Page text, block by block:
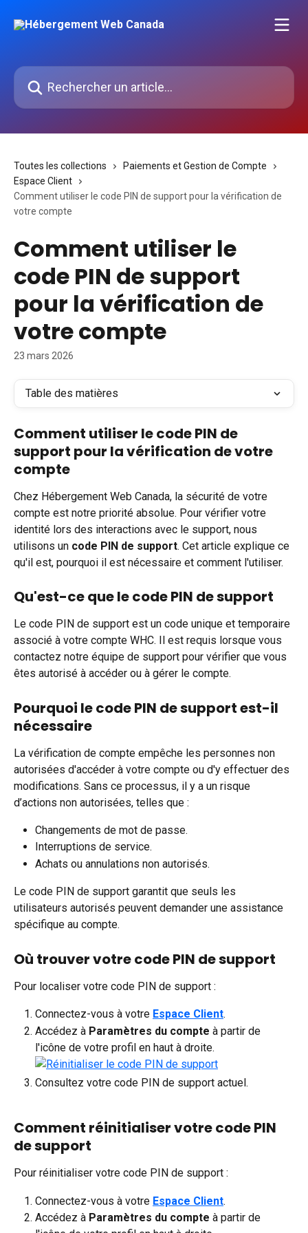
Rechercher un article...
Toutes les collections
Paiements et Gestion de Compte
Espace Client
Comment utiliser le code PIN de support pour la vérification de
votre compte
Comment utiliser le
code PIN de support
pour la vérification de
votre compte
23 mars 2026
Table des matières
Comment utiliser le code PIN de
support pour la vérification de votre
compte
Chez Hébergement Web Canada, la sécurité de votre
compte est notre priorité absolue. Pour vérifier votre
identité lors des interactions avec le support, nous
utilisons un code PIN de support. Cet article explique ce
qu'il est, pourquoi il est nécessaire et comment l'utiliser.
Qu'est-ce que le code PIN de support
Le code PIN de support est un code unique et temporaire
associé à votre compte WHC. Il est requis lorsque vous
contactez notre équipe de support pour vérifier que vous
êtes autorisé à accéder ou à gérer le compte.
Pourquoi le code PIN de support est-il
nécessaire
La vérification de compte empêche les personnes non
autorisées d'accéder à votre compte ou d'y effectuer des
modifications. Sans ce processus, il y a un risque
d’actions non autorisées, telles que :
Changements de mot de passe.
Interruptions de service.
Achats ou annulations non autorisés.
Le code PIN de support garantit que seuls les
utilisateurs autorisés peuvent demander une assistance
spécifique au compte.
Où trouver votre code PIN de support
Pour localiser votre code PIN de support :
Connectez-vous à votre Espace Client.
Accédez à Paramètres du compte à partir de
l'icône de votre profil en haut à droite.
Consultez votre code PIN de support actuel.
Comment réinitialiser votre code PIN
de support
Pour réinitialiser votre code PIN de support :
Connectez-vous à votre Espace Client.
Accédez à Paramètres du compte à partir de